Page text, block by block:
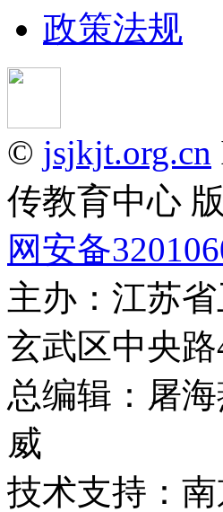
政策法规
© jsjkjt.org.cn
传教育中心
网安备
主办：江苏
玄武区中央
总编辑：
威
技术支持：